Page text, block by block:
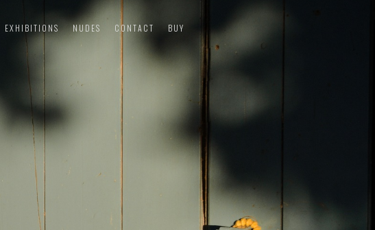
EXHIBITIONS NUDES CONTACT BUY